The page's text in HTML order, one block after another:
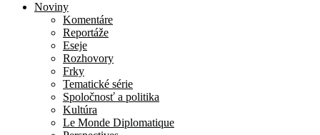
Noviny
Komentáre
Reportáže
Eseje
Rozhovory
Frky
Tematické série
Spoločnosť a politika
Kultúra
Le Monde Diplomatique